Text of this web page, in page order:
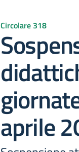
Circolare 318
aprile